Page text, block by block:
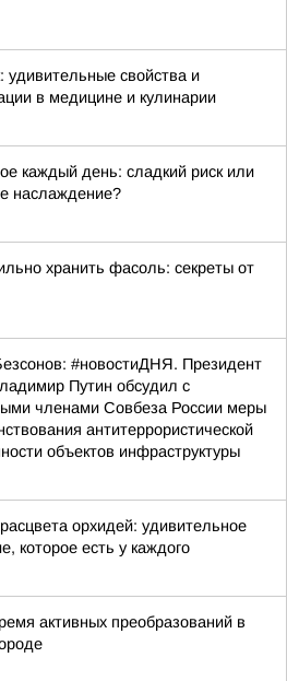
удивительные свойства и
в медицине и кулинарии
каждый день: сладкий риск или
наслаждение?
хранить фасоль: секреты от
#новостиДНЯ. Президент
Путин обсудил с
членами Совбеза России меры
антитеррористической
объектов инфраструктуры
орхидей: удивительное
которое есть у каждого
активных преобразований в